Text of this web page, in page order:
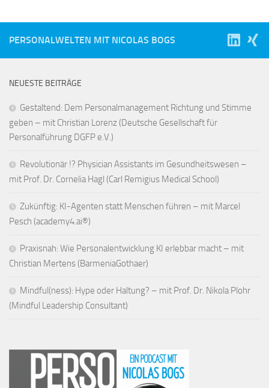
PERSONALWELTEN MIT NICOLAS BOGS
NEUESTE BEITRÄGE
Gestaltend: Dem Personalmanagement Richtung und Stimme
geben – mit Christian Lorenz (Deutsche Gesellschaft für
Personalführung DGFP e.V.)
Revolutionär !? Physician Assistants im Gesundheitswesen –
mit Prof. Dr. Cornelia Hagl (Carl Remigius Medical School)
Zukünftig: KI-Agenten statt Menschen führen – mit Marcel
Pesch (academy4.ai®)
Praxisnah: Wie Personalentwicklung KI erlebbar macht – mit
Christian Mertens (BarmeniaGothaer)
Mindful(ness): Hype oder Haltung? – mit Prof. Dr. Nikola Plohr
(Mindful Leadership Consultant)